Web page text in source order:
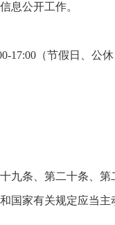
息公开工作。
17:00（节假日、公休
九条、第二十条、
国家有关规定应当